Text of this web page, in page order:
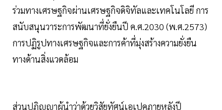
ร่วมทางเศรษฐกิจผ่านเศรษฐกิจดิจิทัลและเทคโนโลยี การ
สนับสนุนวาระการพัฒนาที่ยั่งยืนปี ค.ศ.2030 (พ.ศ.2573)
การปฏิรูปทางเศรษฐกิจและการค้าที่มุ่งสร้างความยั่งยืน
ทางด้านสิ่งแวดล้อม
ส่วนปฏิญญาผู้นำว่าด้วยวิสัยทัศน์เอเปคภายหลังปี